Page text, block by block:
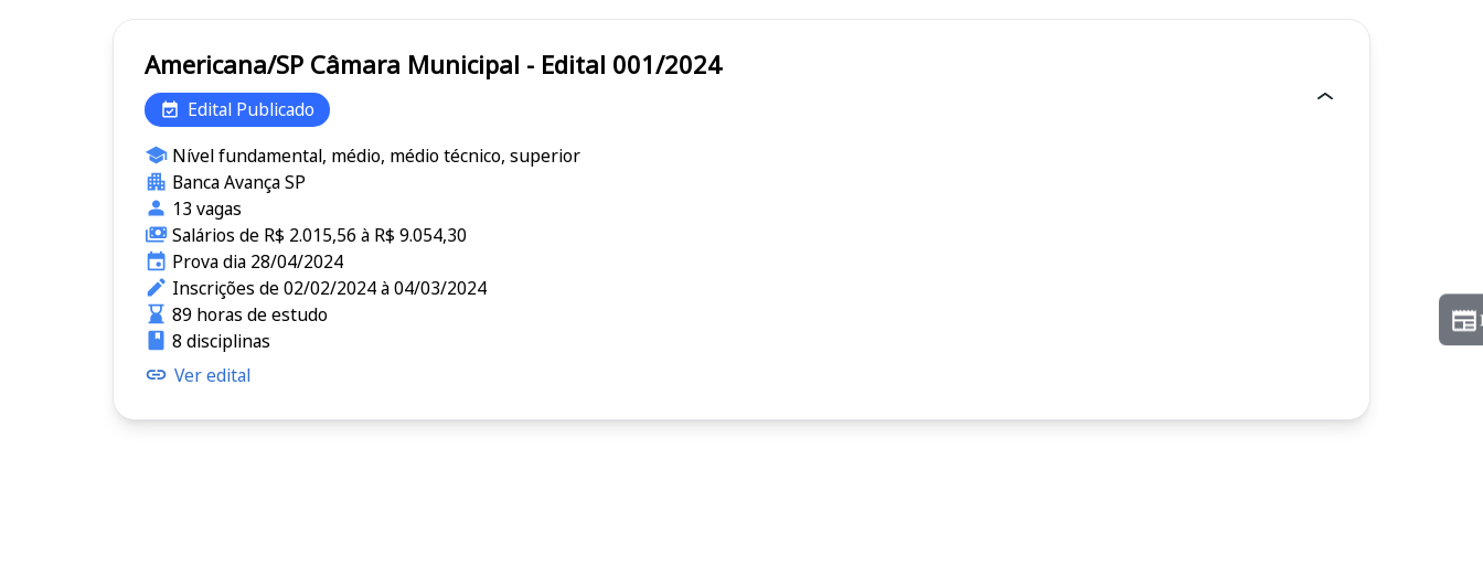
Americana/SP Câmara Municipal - Edital 001/2024
Edital Publicado
Nível fundamental, médio, médio técnico, superior
Banca Avança SP
13 vagas
Salários de R$ 2.015,56 à R$ 9.054,30
Prova dia 28/04/2024
Inscrições de 02/02/2024 à 04/03/2024
89 horas de estudo
8 disciplinas
Ver edital